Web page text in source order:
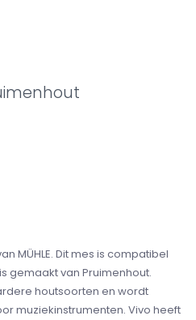
MÜHLE. Dit mes is compatibel
gemaakt van Pruimenhout.
houtsoorten en wordt
muziekinstrumenten. Vivo heeft